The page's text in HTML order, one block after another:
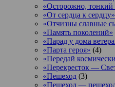
«Осторожно, тонкий
«От сердца к сердцу»
«Отчизны славные
«Память поколений»
«Парад у дома
«Парта героя» (4)
«Передай
«Перекресток —
«Пешеход (3)
«Пешеход —